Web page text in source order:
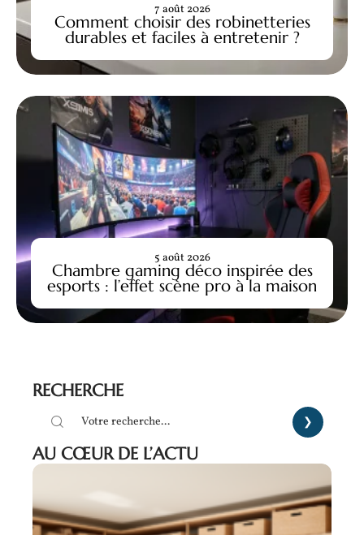
Comment choisir des robinetteries
durables et faciles à entretenir ?
7 août 2026
Chambre gaming déco inspirée des
esports : l’effet scène pro à la maison
5 août 2026
RECHERCHE
AU CŒUR DE L’ACTU